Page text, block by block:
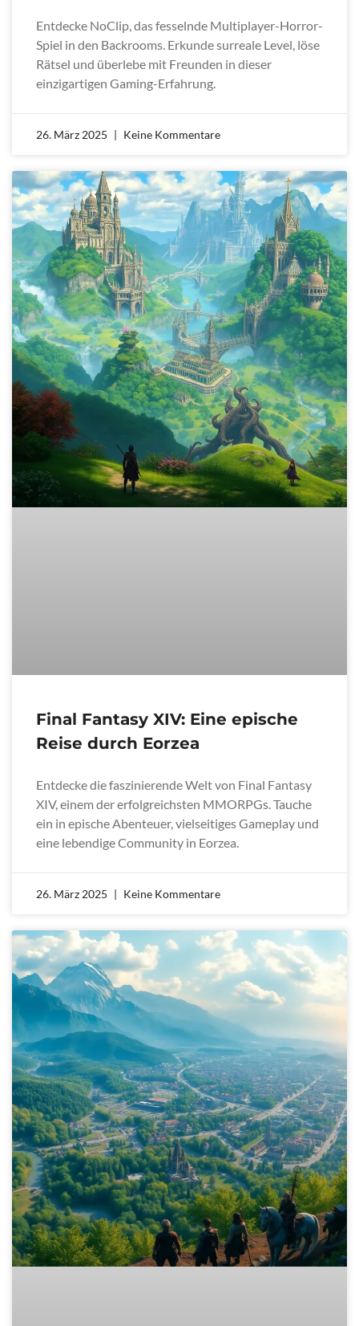
Entdecke NoClip, das fesselnde Multiplayer-Horror-
Spiel in den Backrooms. Erkunde surreale Level, löse
Rätsel und überlebe mit Freunden in dieser
einzigartigen Gaming-Erfahrung.
26. März 2025 Keine Kommentare
Final Fantasy XIV: Eine epische
Reise durch Eorzea
Entdecke die faszinierende Welt von Final Fantasy
XIV, einem der erfolgreichsten MMORPGs. Tauche
ein in epische Abenteuer, vielseitiges Gameplay und
eine lebendige Community in Eorzea.
26. März 2025 Keine Kommentare